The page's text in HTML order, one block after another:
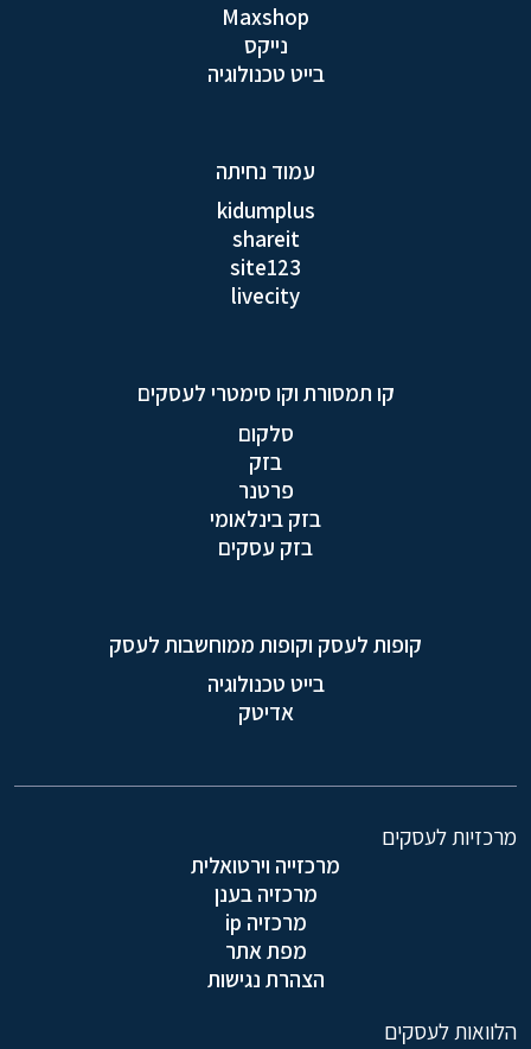
Maxshop
נייקס
בייט טכנולוגיה
עמוד נחיתה
kidumplus
shareit
site123
livecity
קו תמסורת וקו סימטרי לעסקים
סלקום
בזק
פרטנר
בזק בינלאומי
בזק עסקים
קופות לעסק וקופות ממוחשבות לעסק
בייט טכנולוגיה
אדיטק
מרכזיות לעסקים
מרכזייה וירטואלית
מרכזיה בענן
מרכזיה ip
מפת אתר
הצהרת נגישות
הלוואות לעסקים